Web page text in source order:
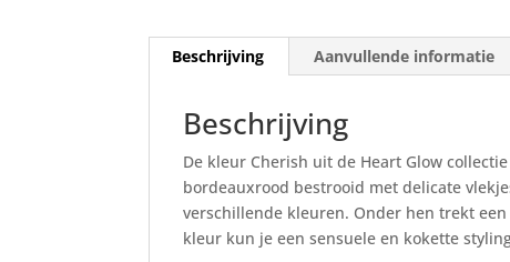
Beschrijving Aanvullende informatie
Beschrijving
De kleur Cherish uit de Heart Glow
bordeauxrood bestrooid met delicate
verschillende kleuren. Onder hen trekt
kleur kun je een sensuele en kokette